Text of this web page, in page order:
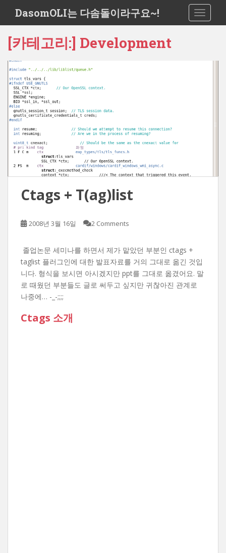
i
DasomOLI는 다솜돌이라구요~!
[카테고리:] Development
Ctags + T(ag)list
2008년 3월 16일 2 Comments
졸업논문 세미나를 하면서 제가 맡았던 부분인 ctags +
taglist 플러그인에 대한 발표자료를 거의 그대로 옮긴 것입
니다. 형식을 보시면 아시겠지만 ppt를 그대로 옮겼어요. 말
로 때웠던 부분들도 글로 써두고 싶지만 귀찮아진 관계로
나중에… -_-;;;;
Ctags 소개